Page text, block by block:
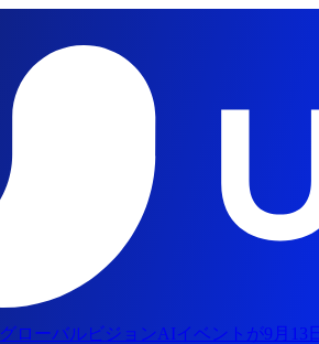
グローバルビジョンAIイベントが9月13